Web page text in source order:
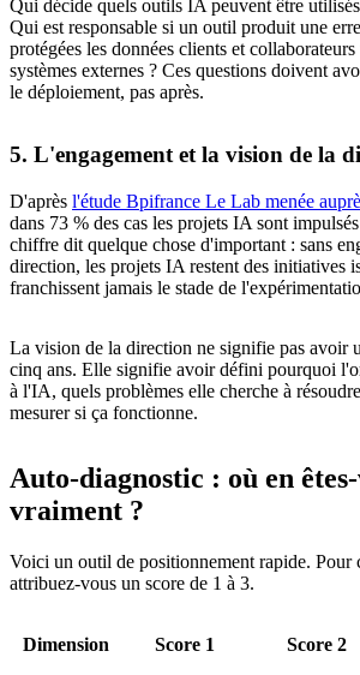
Qui décide quels outils IA peuvent être
Qui est responsable si un outil produit une
protégées les données clients et collaborateurs
systèmes externes ? Ces questions doivent
le déploiement, pas après.
5. L'engagement et la vision de la
D'après l'étude Bpifrance Le Lab menée
dans 73 % des cas les projets IA sont
chiffre dit quelque chose d'important : sans
direction, les projets IA restent des initiatives
franchissent jamais le stade de
La vision de la direction ne signifie pas avoir
cinq ans. Elle signifie avoir défini pourquoi
à l'IA, quels problèmes elle cherche à
mesurer si ça fonctionne.
Auto-diagnostic : où en
vraiment ?
Voici un outil de positionnement rapide. Pour
attribuez-vous un score de 1 à 3.
Dimension Score 1 Score 2